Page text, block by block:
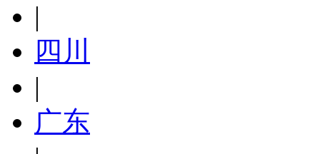
|
四川
|
广东